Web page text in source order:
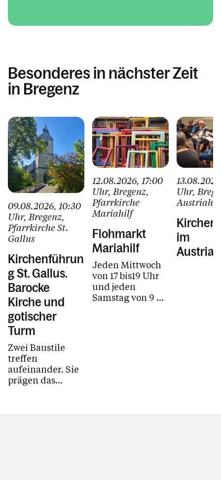
Besonderes in nächster Zeit
in Bregenz
09.08.2026, 10:30
Uhr, Bregenz,
Pfarrkirche St.
Gallus
Kirchenführun
g St. Gallus.
Barocke
Kirche und
gotischer
Turm
Zwei Baustile
treffen
aufeinander. Sie
prägen das
12.08.2026, 17:00
Uhr, Bregenz,
Pfarrkirche
Mariahilf
Flohmarkt
Mariahilf
Jeden Mittwoch
von 17 bis19 Uhr
und jeden
Samstag von 9 bis
13.08.2026
Uhr,
im